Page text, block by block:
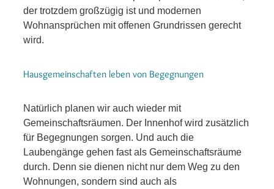
der trotzdem großzügig ist und modernen
Wohnansprüchen mit offenen Grundrissen gerecht
wird.
Hausgemeinschaften leben von Begegnungen
Natürlich planen wir auch wieder mit
Gemeinschaftsräumen. Der Innenhof wird zusätzlich
für Begegnungen sorgen. Und auch die
Laubengänge gehen fast als Gemeinschaftsräume
durch. Denn sie dienen nicht nur dem Weg zu den
Wohnungen, sondern sind auch als